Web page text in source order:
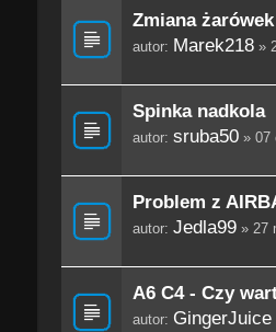
Zmiana
autor: Marek218»
Spinka nadkola
autor: sruba50» 07
Problem z
autor: Jedla99» 27
A6 C4 - Czy
autor: GingerJuice